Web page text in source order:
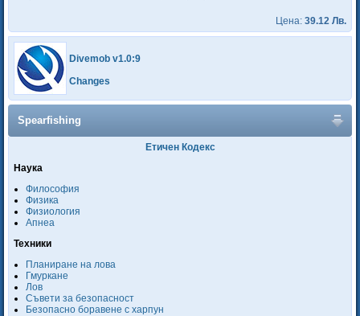
Цена: 39.12 Лв.
Divemob v1.0:9
Changes
Spearfishing
Етичен Кодекс
Наука
Философия
Физика
Физиология
Апнеа
Техники
Планиране на лова
Гмуркане
Лов
Съвети за безопасност
Безопасно боравене с харпун